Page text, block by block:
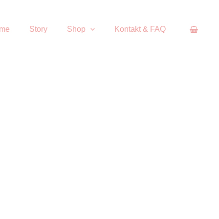
Story Shop Kontakt & FAQ